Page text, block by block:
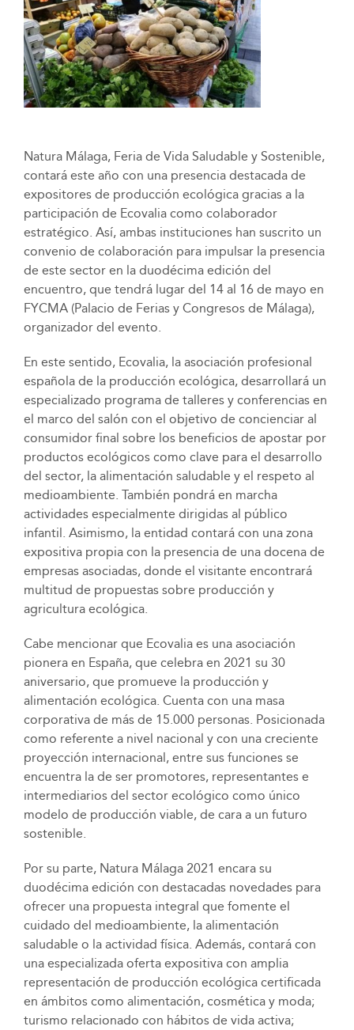
Natura Málaga, Feria de Vida Saludable y Sostenible,
contará este año con una presencia destacada de
expositores de producción ecológica gracias a la
participación de Ecovalia como colaborador
estratégico. Así, ambas instituciones han suscrito un
convenio de colaboración para impulsar la presencia
de este sector en la duodécima edición del
encuentro, que tendrá lugar del 14 al 16 de mayo en
FYCMA (Palacio de Ferias y Congresos de Málaga),
organizador del evento.
En este sentido, Ecovalia, la asociación profesional
española de la producción ecológica, desarrollará un
especializado programa de talleres y conferencias en
el marco del salón con el objetivo de concienciar al
consumidor final sobre los beneficios de apostar por
productos ecológicos como clave para el desarrollo
del sector, la alimentación saludable y el respeto al
medioambiente. También pondrá en marcha
actividades especialmente dirigidas al público
infantil. Asimismo, la entidad contará con una zona
expositiva propia con la presencia de una docena de
empresas asociadas, donde el visitante encontrará
multitud de propuestas sobre producción y
agricultura ecológica.
Cabe mencionar que Ecovalia es una asociación
pionera en España, que celebra en 2021 su 30
aniversario, que promueve la producción y
alimentación ecológica. Cuenta con una masa
corporativa de más de 15.000 personas. Posicionada
como referente a nivel nacional y con una creciente
proyección internacional, entre sus funciones se
encuentra la de ser promotores, representantes e
intermediarios del sector ecológico como único
modelo de producción viable, de cara a un futuro
sostenible.
Por su parte, Natura Málaga 2021 encara su
duodécima edición con destacadas novedades para
ofrecer una propuesta integral que fomente el
cuidado del medioambiente, la alimentación
saludable o la actividad física. Además, contará con
una especializada oferta expositiva con amplia
representación de producción ecológica certificada
en ámbitos como alimentación, cosmética y moda;
turismo relacionado con hábitos de vida activa;